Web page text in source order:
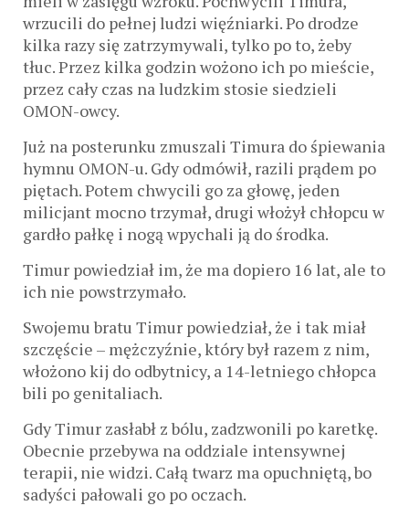
wrzucili do pełnej ludzi więźniarki. Po drodze
kilka razy się zatrzymywali, tylko po to, żeby
tłuc. Przez kilka godzin wożono ich po mieście,
przez cały czas na ludzkim stosie siedzieli
OMON-owcy.
Już na posterunku zmuszali Timura do śpiewania
hymnu OMON-u. Gdy odmówił, razili prądem po
piętach. Potem chwycili go za głowę, jeden
milicjant mocno trzymał, drugi włożył chłopcu w
gardło pałkę i nogą wpychali ją do środka.
Timur powiedział im, że ma dopiero 16 lat, ale to
ich nie powstrzymało.
Swojemu bratu Timur powiedział, że i tak miał
szczęście – mężczyźnie, który był razem z nim,
włożono kij do odbytnicy, a 14-letniego chłopca
bili po genitaliach.
Gdy Timur zasłabł z bólu, zadzwonili po karetkę.
Obecnie przebywa na oddziale intensywnej
terapii, nie widzi. Całą twarz ma opuchniętą, bo
sadyści pałowali go po oczach.